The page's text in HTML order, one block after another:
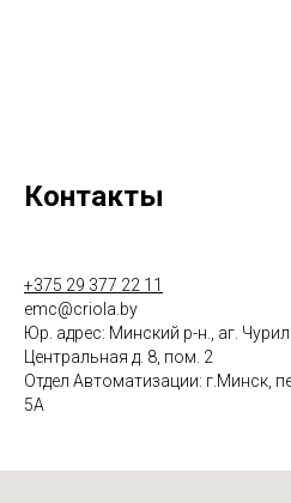
Контакты
+375 29 377 22 11
emc@criola.by
Юр. адрес: Минский р-н., аг.
Центральная д. 8, пом. 2
Отдел Автоматизации: г.Минск,
5А